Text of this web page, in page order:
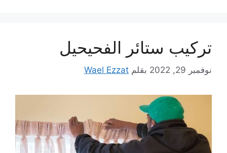
تركيب ستائر الفحيحيل
نوفمبر 29, 2022 بقلم Wael Ezzat